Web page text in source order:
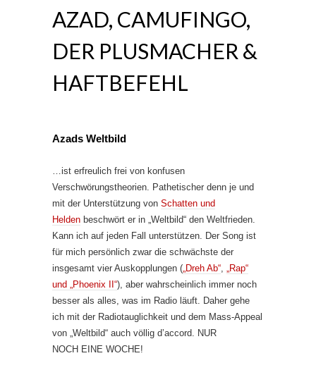
AZAD, CAMUFINGO,
DER PLUSMACHER &
HAFTBEFEHL
Azads Weltbild
…ist erfreulich frei von konfusen
Verschwörungstheorien. Pathetischer denn je und
mit der Unterstützung von Schatten und
Helden beschwört er in „Weltbild“ den Weltfrieden.
Kann ich auf jeden Fall unterstützen. Der Song ist
für mich persönlich zwar die schwächste der
insgesamt vier Auskopplungen ( „Dreh Ab“
„Rap“
und „Phoenix II“), aber wahrscheinlich immer noch
besser als alles, was im Radio läuft. Daher gehe
ich mit der Radiotauglichkeit und dem Mass-Appeal
von „Weltbild“ auch völlig d’accord. NUR
NOCH EINE WOCHE!